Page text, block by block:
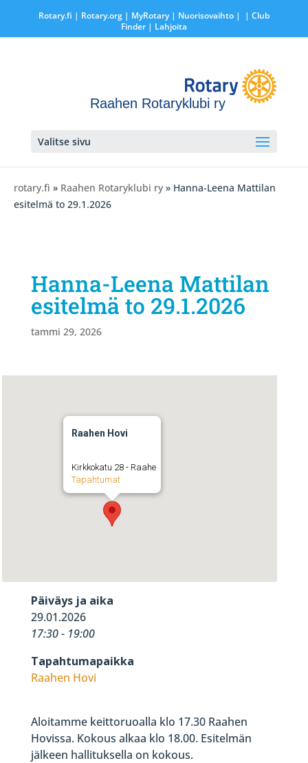
Rotary.fi | Rotary.org| MyRotary | Nuorisovaihto|
| Club
Finder| Lahjoita
Raahen Rotaryklubi ry
Valitse sivu
rotary.fi » Raahen Rotaryklubi ry » Hanna-Leena Mattilan
esitelmä to 29.1.2026
Hanna-Leena Mattilan
esitelmä to 29.1.2026
tammi 29, 2026
Raahen Hovi
Kirkkokatu 28 - Raahe
Tapahtumat
Päiväys ja aika
29.01.2026
17:30 - 19:00
Tapahtumapaikka
Raahen Hovi
Aloitamme keittoruoalla klo 17.30 Raahen
Hovissa. Kokous alkaa klo 18.00. Esitelmän
jälkeen hallituksella on kokous.